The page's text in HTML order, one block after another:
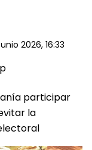
2026, 16:33
participar
la